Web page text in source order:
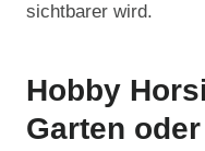
sichtbarer wird.
Hobby
Garten